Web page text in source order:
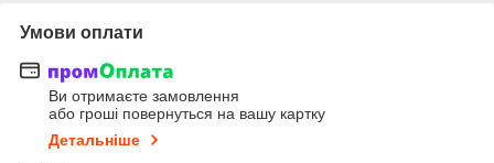
Умови оплати
Ви отримаєте замовлення
або гроші повернуться на вашу картку
Детальніше